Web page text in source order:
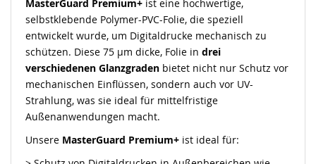
MasterGuard Premium+ ist eine hochwertige,
selbstklebende Polymer-PVC-Folie, die speziell
entwickelt wurde, um Digitaldrucke mechanisch zu
schützen. Diese 75 µm dicke, Folie in drei
verschiedenen Glanzgraden bietet nicht nur Schutz vor
mechanischen Einflüssen, sondern auch vor UV-
Strahlung, was sie ideal für mittelfristige
Außenanwendungen macht.
Unsere MasterGuard Premium+ ist ideal für: